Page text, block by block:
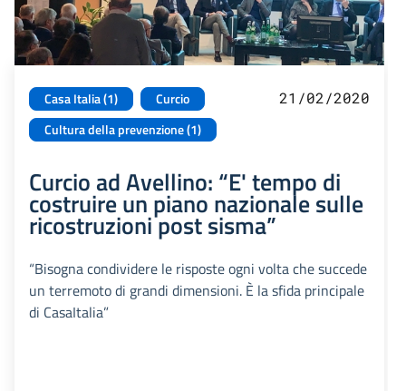
Casa Italia (1)
Curcio
Cultura della prevenzione (1)
21/02/2020
Curcio ad Avellino: “E' tempo di
costruire un piano nazionale sulle
ricostruzioni post sisma”
“Bisogna condividere le risposte ogni volta che succede
un terremoto di grandi dimensioni. È la sfida principale
di CasaItalia”